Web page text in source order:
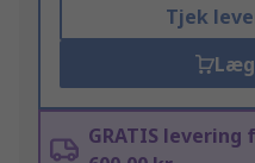
Tjek
GRATIS